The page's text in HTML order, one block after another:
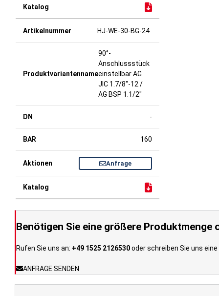
HJ-WE-30-BG-24
90°-
Anschlussstück
einstellbar AG
JIC 1.7/8"-12 /
AG BSP 1.1/2"
-
160
Anfrage
Benötigen Sie eine größere Produktmenge
Rufen Sie uns an: +49 1525 2126530oder schreiben Sie uns eine
ANFRAGE SENDEN